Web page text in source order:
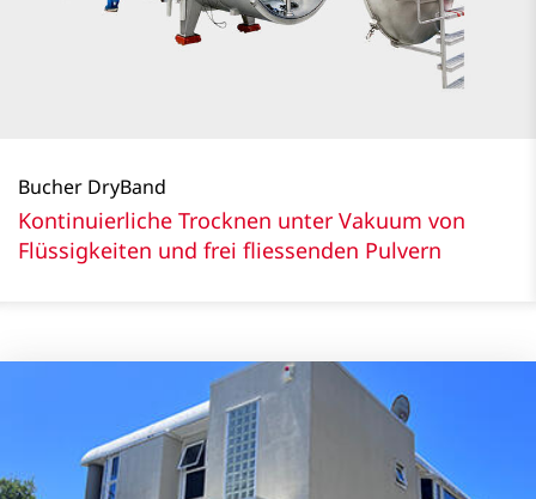
Bucher DryBand
Kontinuierliche Trocknen unter Vakuum von
Flüssigkeiten und frei fliessenden Pulvern